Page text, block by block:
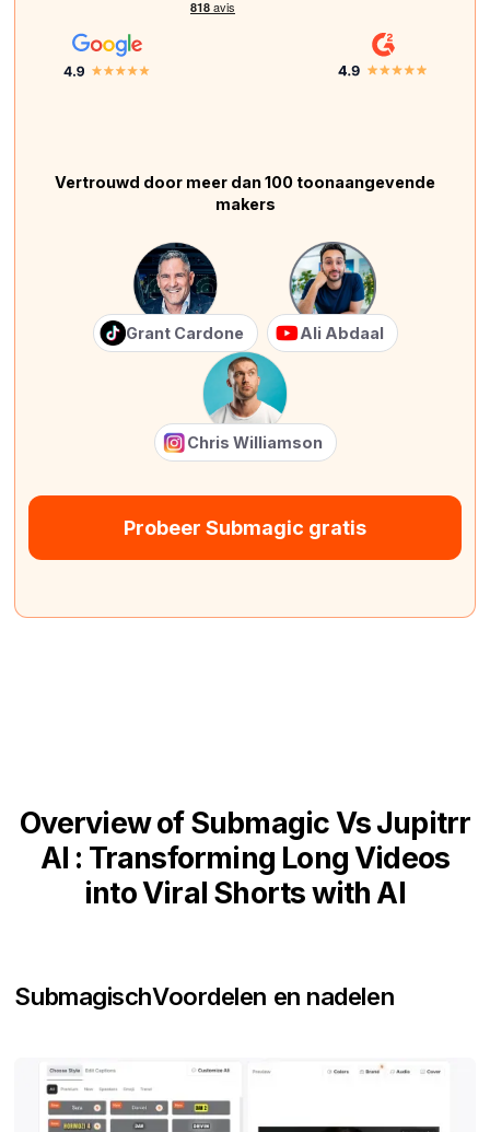
Vertrouwd door meer dan 100 toonaangevende
makers
Grant Cardone Ali Abdaal
Chris Williamson
Probeer Submagic gratis
Overview of Submagic Vs Jupitrr
AI : Transforming Long Videos
into Viral Shorts with AI
SubmagischVoordelen en nadelen